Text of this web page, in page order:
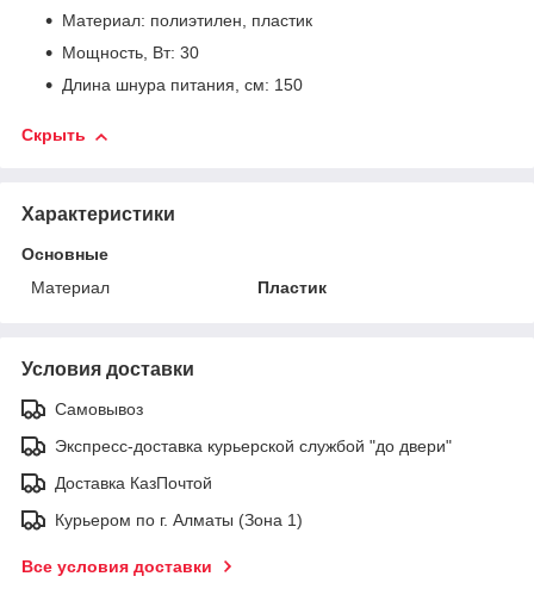
Материал: полиэтилен, пластик
Мощность, Вт: 30
Длина шнура питания, см: 150
Скрыть
Характеристики
Основные
Материал
Пластик
Условия доставки
Самовывоз
Экспресс-доставка курьерской службой "до двери"
Доставка КазПочтой
Курьером по г. Алматы (Зона 1)
Все условия доставки